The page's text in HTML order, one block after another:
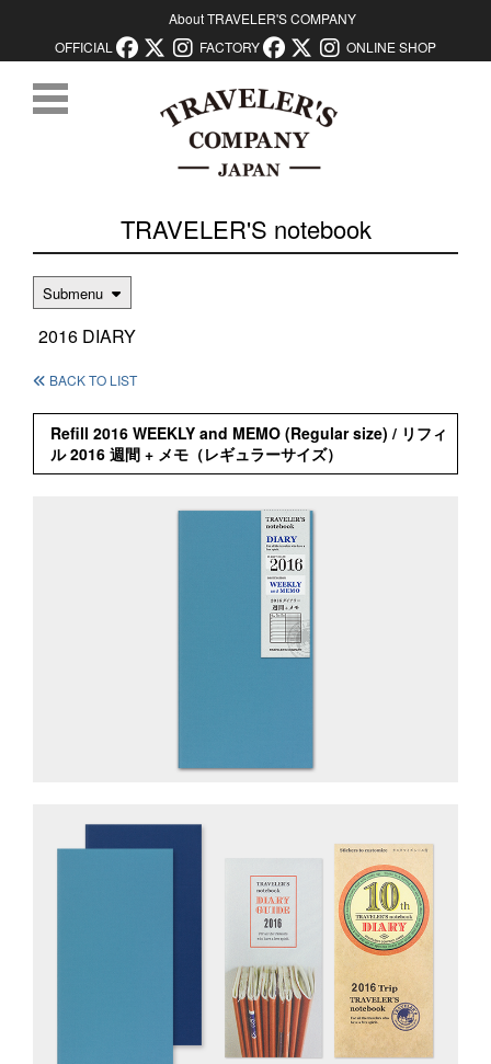
About TRAVELER'S COMPANY
OFFICIAL
FACTORY ONLINE SHOP
TRAVELER'S notebook
Submenu
2016 DIARY
BACK TO LIST
Refill 2016 WEEKLY and MEMO (Regular size) / リフィ
ル 2016 週間 + メモ（レギュラーサイズ）